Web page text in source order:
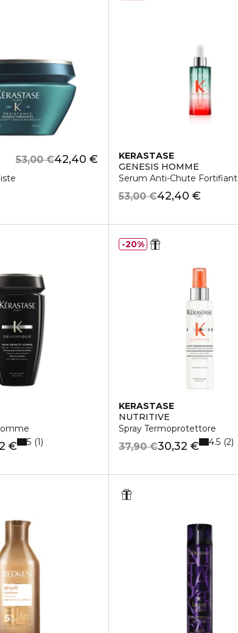
42,40 €
53,00 €
KERASTASE
GENESIS HOMME
Serum Anti-Chute Fortifiant
42,40 €
53,00 €
€ 5 1
KERASTASE
NUTRITIVE
Spray Termoprotettore
30,32 €
37,90 € 4.5 2
20%